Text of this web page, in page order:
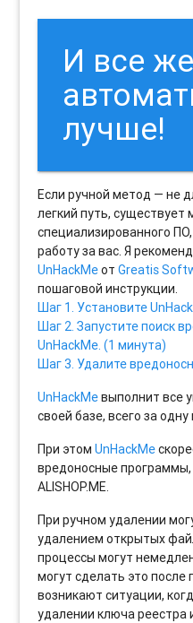
И все же
лучше!
Если ручной метод — не
легкий путь, существует
специализированного
работу за вас. Я
UnHackMeотGreatis
пошаговой инструкции.
Шаг 1. Установите
Шаг 2. Запустите поиск
UnHackMe. (1 минута)
Шаг 3. Удалите
UnHackMeвыполнит все
своей базе, всего за одну
При этомUnHackMe
вредоносные
ALISHOP.ME.
При ручном удалении
удалением открытых
процессы могут
могут сделать это после
возникают ситуации,
удалении ключа реестра